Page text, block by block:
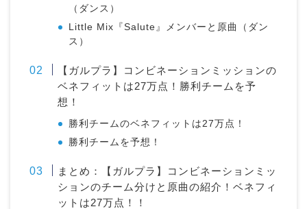
（ダンス）
Little Mix『Salute』メンバーと原曲（ダン
ス）
【ガルプラ】コンビネーションミッションの
ベネフィットは27万点！勝利チームを予
想！
勝利チームのベネフィットは27万点！
勝利チームを予想！
まとめ：【ガルプラ】コンビネーションミッ
ションのチーム分けと原曲の紹介！ベネフィ
ットは27万点！！